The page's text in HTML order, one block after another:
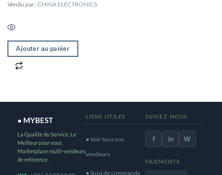
Vendu par : CHINA ELECTRONICS
Ajouter au panier
● MYBEST
La Qualite du Service, Le
Meilleur pour vous.
Marketplace multi-vendeurs
de reference.
LIENS UTILES
● Voir tous nos
vendeurs
● Suivi de commande
SUIVEZ-NOUS
f in W
PAIEMENTS